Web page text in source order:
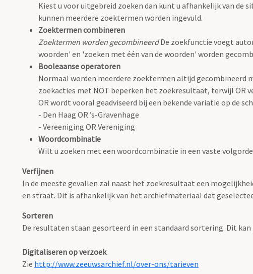
Kiest u voor uitgebreid zoeken dan kunt u afhankelijk van de
kunnen meerdere zoektermen worden ingevuld.
Zoektermen combineren
Zoektermen worden gecombineerdDe zoekfunctie voegt
woorden' en 'zoeken met één van de woorden' worden
Booleaanse operatoren
Normaal worden meerdere zoektermen altijd gecombineerd
zoekacties met NOT beperken het zoekresultaat, terwijl OR
OR wordt vooral geadviseerd bij een bekende variatie op de
- Den Haag OR ’s-Gravenhage
- Vereeniging OR Vereniging
Woordcombinatie
Wilt u zoeken met een woordcombinatie in een vaste
Verfijnen
In de meeste gevallen zal naast het zoekresultaat een
en straat. Dit is afhankelijk van het archiefmateriaal dat
Sorteren
De resultaten staan gesorteerd in een standaard sortering. Dit
Digitaliseren op verzoek
Zie http://www.zeeuwsarchief.nl/over-ons/tarieven